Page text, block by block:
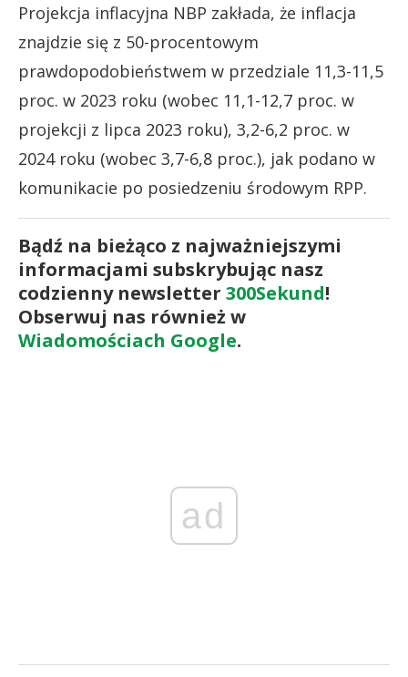
Projekcja inflacyjna NBP zakłada, że inflacja
znajdzie się z 50-procentowym
prawdopodobieństwem w przedziale 11,3-11,5
proc. w 2023 roku (wobec 11,1-12,7 proc. w
projekcji z lipca 2023 roku), 3,2-6,2 proc. w
2024 roku (wobec 3,7-6,8 proc.), jak podano w
komunikacie po posiedzeniu środowym RPP.
Bądź na bieżąco z najważniejszymi
informacjami subskrybując nasz
codzienny newsletter 300Sekund!
Obserwuj nas również w
Wiadomościach Google.
ad